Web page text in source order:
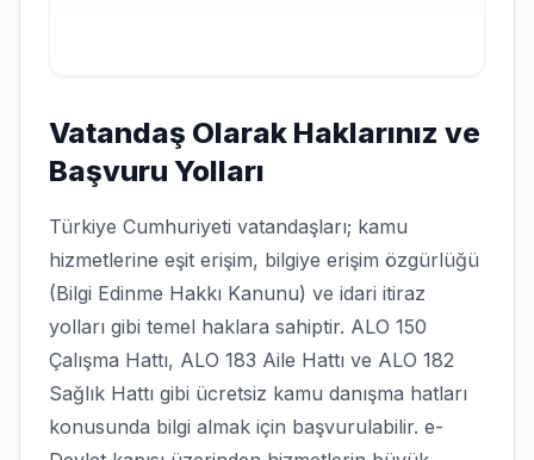
Vatandaş Olarak Haklarınız ve
Başvuru Yolları
Türkiye Cumhuriyeti vatandaşları; kamu
hizmetlerine eşit erişim, bilgiye erişim özgürlüğü
(Bilgi Edinme Hakkı Kanunu) ve idari itiraz
yolları gibi temel haklara sahiptir. ALO 150
Çalışma Hattı, ALO 183 Aile Hattı ve ALO 182
Sağlık Hattı gibi ücretsiz kamu danışma hatları
konusunda bilgi almak için başvurulabilir. e-